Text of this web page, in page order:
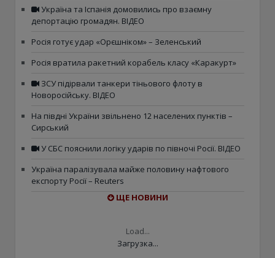
Україна та Іспанія домовились про взаємну
депортацію громадян. ВІДЕО
Росія готує удар «Орєшніком» – Зеленський
Росія вратила ракетний корабель класу «Каракурт»
ЗСУ підірвали танкери тіньового флоту в
Новоросійську. ВІДЕО
На півдні України звільнено 12 населених пунктів –
Сирський
У СБС пояснили логіку ударів по півночі Росії. ВІДЕО
Україна паралізувала майже половину нафтового
експорту Росії – Reuters
ЩЕ НОВИНИ
Load...
Загрузка...